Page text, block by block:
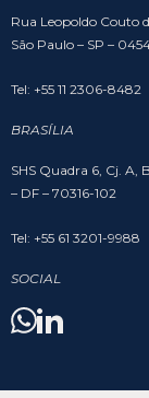
Rua Leopoldo Couto
São Paulo – SP –
Tel: +55 11 2306-8482
BRASÍLIA
SHS Quadra 6, Cj. A,
– DF – 70316-102
Tel: +55 61 3201-9988
SOCIAL